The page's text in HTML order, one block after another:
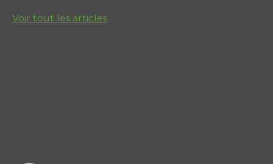
Voir tout les articles